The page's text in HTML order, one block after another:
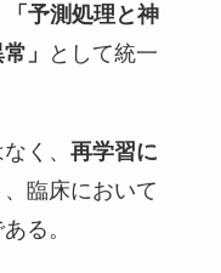
「予測処理と神
」
として統一
く、 再学習に
臨床において
る。